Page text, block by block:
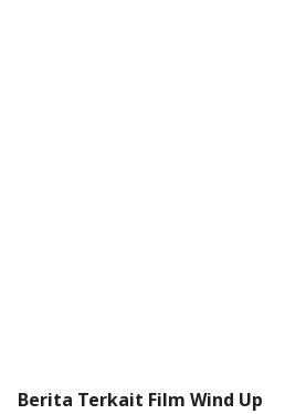
Berita Terkait Film Wind Up